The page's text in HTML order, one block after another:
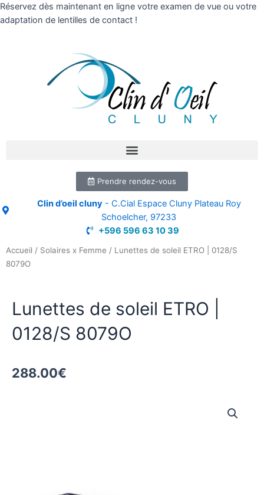
Réservez dès maintenant en ligne votre examen de vue ou votre
adaptation de lentilles de contact !
Prendre rendez-vous
Clin d’oeil cluny- C.Cial Espace Cluny Plateau Roy
Schoelcher, 97233
+596 596 63 10 39
Accueil / Solaires x Femme / Lunettes de soleil ETRO | 0128/S
8079O
Lunettes de soleil ETRO |
0128/S 8079O
288.00€